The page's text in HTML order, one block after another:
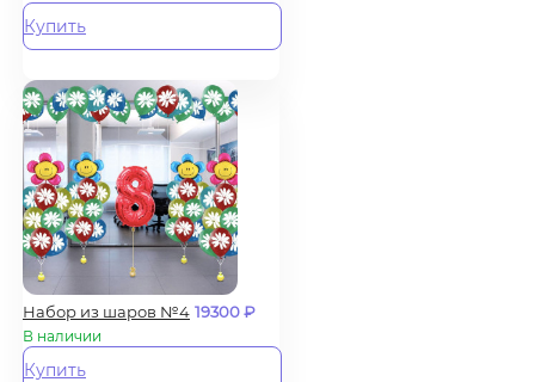
Купить
Набор из шаров №4 19300₽
В наличии
Купить